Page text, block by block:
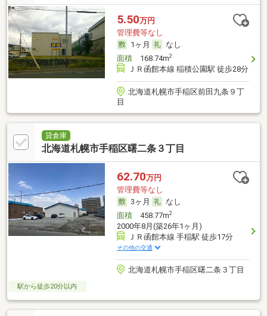
5.50万円
管理費等なし
1ヶ月
なし
面積168.74m2
ＪＲ函館本線 稲積公園駅 徒歩28分
北海道札幌市手稲区前田九条９丁
目
貸倉庫
北海道札幌市手稲区曙二条３丁目
62.70万円
管理費等なし
3ヶ月
なし
面積458.77m2
2000年8月(築26年1ヶ月)
ＪＲ函館本線 手稲駅 徒歩17分
その他の交通
北海道札幌市手稲区曙二条３丁目
駅から徒歩20分以内